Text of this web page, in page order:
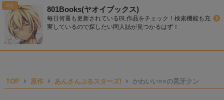
801Books(ヤオイブックス)
毎日何冊も更新されているBL作品をチェック！検索機能も充
実しているので探したい同人誌が見つかるはず！
TOP 原作 あんさんぶるスターズ! かわいい××の晃牙クン